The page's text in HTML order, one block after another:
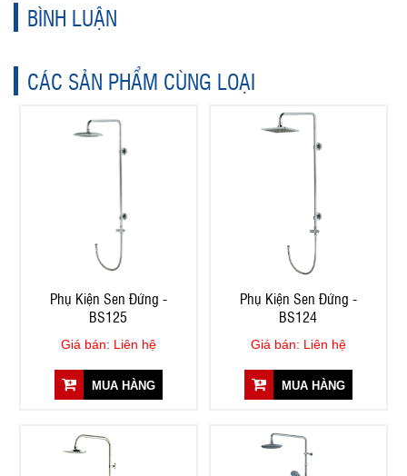
BÌNH LUẬN
CÁC SẢN PHẨM CÙNG LOẠI
Phụ Kiện Sen Đứng -
BS125
Giá bán: Liên hệ
MUA HÀNG
Phụ Kiện Sen Đứng -
BS124
Giá bán: Liên hệ
MUA HÀNG